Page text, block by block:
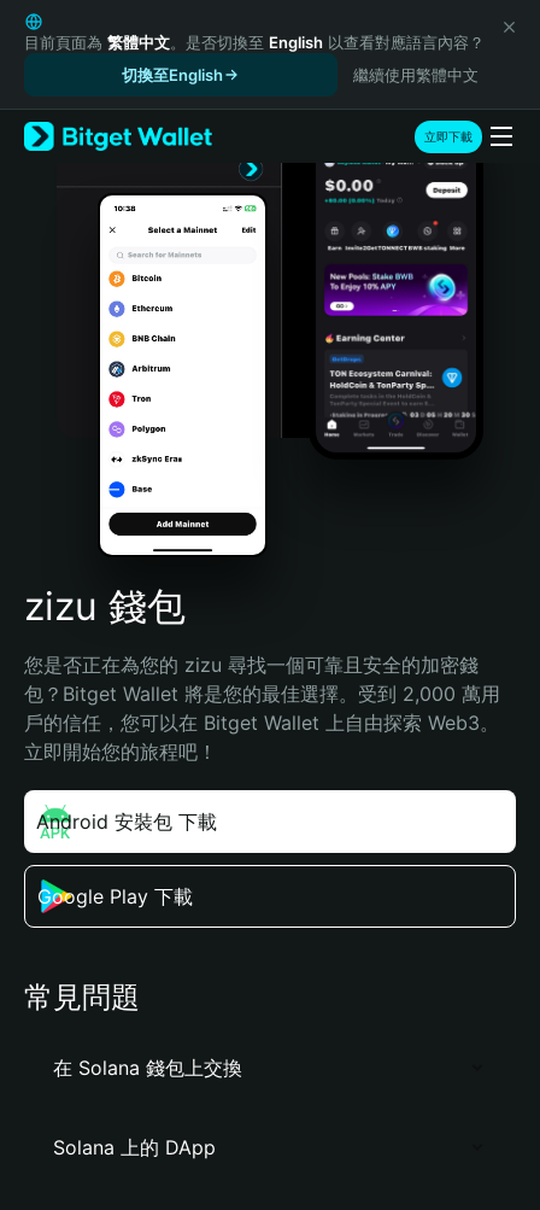
English
日本語
Русский
Español (Latinoamérica)
Türkçe
Português (Portugal)
Bahasa Indonesia
Português (Brasil)
Español (Argentina)
目前頁面為 繁體中文。是否切換至 English 以查看對應語言內容？
切換至English
繼續使用繁體中文
立即下載
zizu 錢包
您是否正在為您的 zizu 尋找一個可靠且安全的加密錢
包？Bitget Wallet 將是您的最佳選擇。受到 2,000 萬用
戶的信任，您可以在 Bitget Wallet 上自由探索 Web3。
立即開始您的旅程吧！
Android 安裝包 下載
Google Play 下載
常見問題
在 Solana 錢包上交換
Solana 上的 DApp